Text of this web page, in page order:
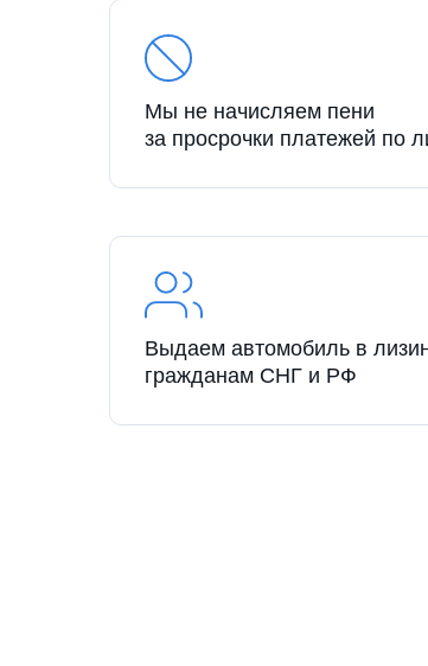
Мы не начисляем пени
за просрочки платежей по
Выдаем автомобиль в
гражданам СНГ и РФ